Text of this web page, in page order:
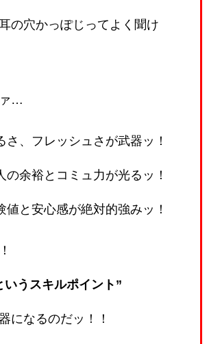
の穴かっぽじってよく聞け
…
さ、フレッシュさが武器ッ！
の余裕とコミュ力が光るッ！
値と安心感が絶対的強みッ！
いうスキルポイント”
になるのだッ！！